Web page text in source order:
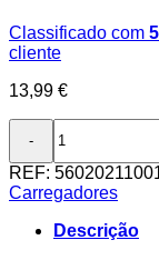
Classificado com 5
cliente
13,99 €
Quantidade
Carregador
QC
3.0
20W
REF:
Carregadores
Descrição